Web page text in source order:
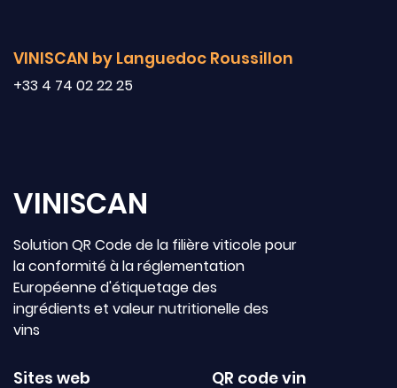
VINISCAN by Languedoc Roussillon
+33 4 74 02 22 25
VINISCAN
Solution QR Code de la filière viticole pour
la conformité à la réglementation
Européenne d'étiquetage des
ingrédients et valeur nutritionelle des
vins
Sites web QR code vin